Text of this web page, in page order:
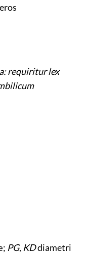
requiritur lex
PG, KDdiametri